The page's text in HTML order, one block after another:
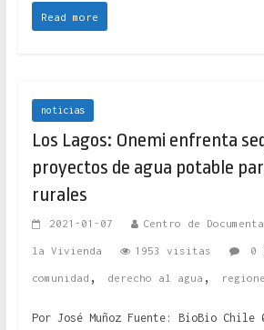
Read more
noticias
Los Lagos: Onemi enfrenta
proyectos de agua potable
rurales
2021-01-07 Centro de
la Vivienda 1953 visitas 0
comunidad , derecho al agua ,
Por José Muñoz Fuente: BioBio Chile